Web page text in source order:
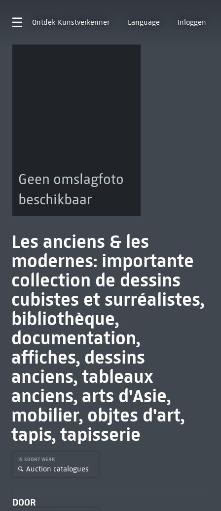
Ontdek Kunstverkenner Language Inloggen
Geen omslagfoto
beschikbaar
Les anciens & les
modernes: importante
collection de dessins
cubistes et surréalistes,
bibliothèque,
documentation,
affiches, dessins
anciens, tableaux
anciens, arts d'Asie,
mobilier, objtes d'art,
tapis, tapisserie
IS SOORT WERK
Auction catalogues
DOOR